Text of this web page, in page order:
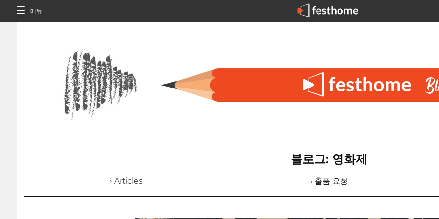
메뉴
블로그: 영화제
› Articles › 출품 요청